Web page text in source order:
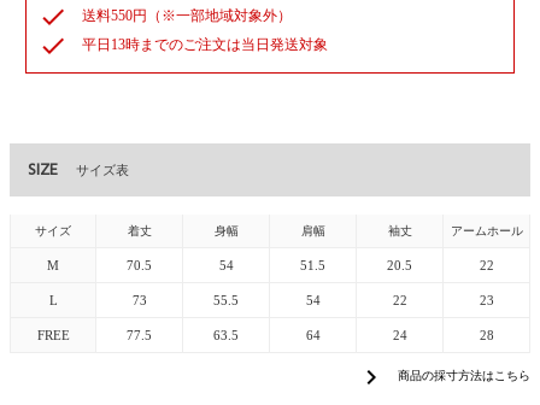
check 送料550円（※一部地域対象外）
check 平日13時までのご注文は当日発送対象
SIZE サイズ表
サイズ 着丈 身幅 肩幅 袖丈 アームホール
M 70.5 54 51.5 20.5 22
L 73 55.5 54 22 23
FREE 77.5 63.5 64 24 28
chevron_right 商品の採寸方法はこちら